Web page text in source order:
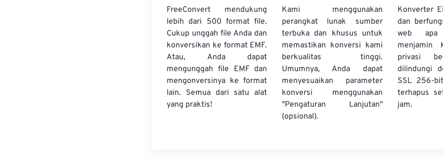
FreeConvert mendukung
lebih dari 500 format file.
Cukup unggah file Anda dan
konversikan ke format EMF.
Atau, Anda dapat
mengunggah file EMF dan
mengonversinya ke format
lain. Semua dari satu alat
yang praktis!
Kami menggunakan
perangkat lunak sumber
terbuka dan khusus untuk
memastikan konversi kami
berkualitas tinggi.
Umumnya, Anda dapat
menyesuaikan parameter
konversi menggunakan
"Pengaturan Lanjutan"
(opsional).
Konverter
dan
web
menjamin
privasi
dilindungi
SSL 256-
terhapus
jam.